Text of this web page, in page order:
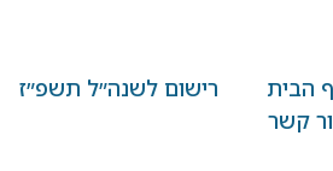
הבית רישום לשנה״ל תשפ״ז
קשר